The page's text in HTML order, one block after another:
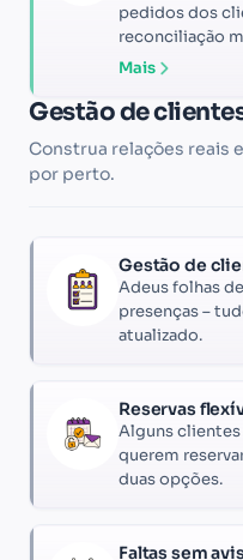
pedidos dos
reconciliação
Mais
Gestão de
Construa relações reais
por perto.
Gestão de
Adeus folhas
presenças –
atualizado.
Reservas
Alguns
querem
duas opções.
Faltas sem